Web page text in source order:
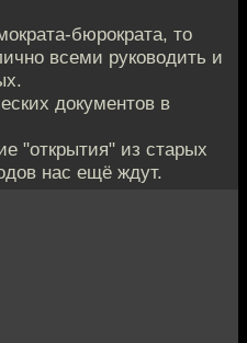
бюрократа, то
всеми руководить и
документов в
"открытия" из старых
нас ещё ждут.